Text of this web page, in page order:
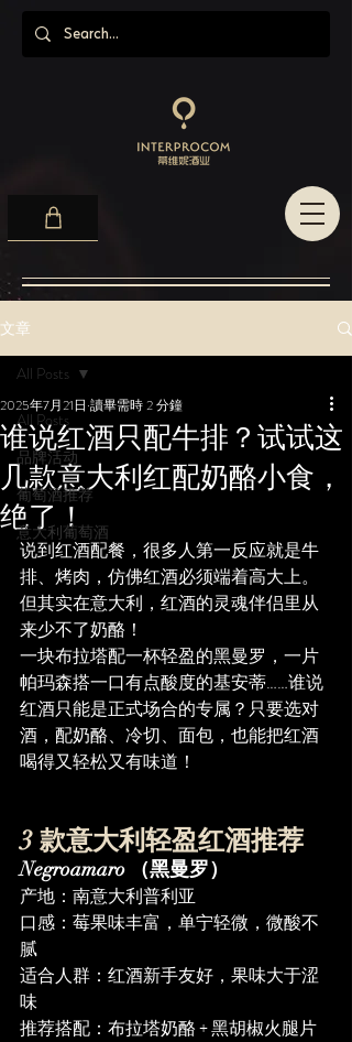
文章
All Posts
品牌活动
葡萄酒推荐
意大利葡萄酒
All Posts
谁说红酒只配牛排？试试这
几款意大利红配奶酪小食，
绝了！
2025年7月21日 讀畢需時 2 分鐘
说到红酒配餐，很多人第一反应就是牛
排、烤肉，仿佛红酒必须端着高大上。
但其实在意大利，红酒的灵魂伴侣里从
来少不了奶酪！
一块布拉塔配一杯轻盈的黑曼罗，一片
帕玛森搭一口有点酸度的基安蒂……谁说
红酒只能是正式场合的专属？只要选对
酒，配奶酪、冷切、面包，也能把红酒
喝得又轻松又有味道！
3 款意大利轻盈红酒推荐
Negroamaro （黑曼罗）
产地：南意大利普利亚
口感：莓果味丰富，单宁轻微，微酸不
腻
适合人群：红酒新手友好，果味大于涩
味
推荐搭配：布拉塔奶酪 + 黑胡椒火腿片